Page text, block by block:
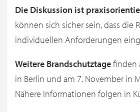
Die Diskussion ist
können sich sicher sein, dass die
individuellen Anforderungen
Weitere Brandschutztagefinden
in Berlin und am 7. November in
Nähere Informationen folgen in